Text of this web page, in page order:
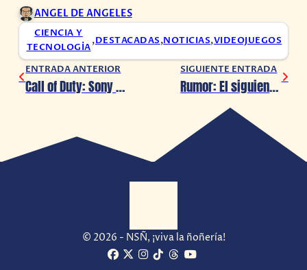
ANGEL DE ANGELES
CIENCIA Y
TECNOLOGÍA
,DESTACADAS,NOTICIAS,VIDEOJUEGOS
ENTRADA ANTERIOR
Call of Duty: Sony y Microsoft llegan a un acuerdo por 10 años
SIGUIENTE ENTRADA
Rumor: El siguiente juego de Pokémon será de la 5ta generación
© 2026 - NSÑ, ¡viva la ñoñería!